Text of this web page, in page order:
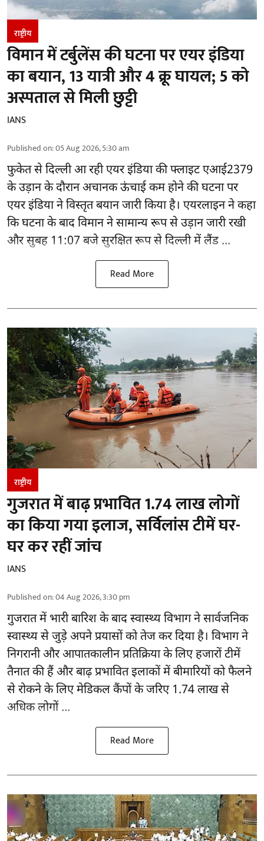
राष्ट्रीय
विमान में टर्बुलेंस की घटना पर एयर इंडिया
का बयान, 13 यात्री और 4 क्रू घायल; 5 को
अस्पताल से मिली छुट्टी
IANS
Published on:05 Aug 2026, 5:30 am
फुकेत सेदिल्लीआ रही एयर इंडिया की फ्लाइट एआई2379
के उड़ान के दौरान अचानक ऊंचाई कम होने की घटना पर
एयर इंडिया ने विस्तृत बयान जारी किया है। एयरलाइन ने कहा
कि घटना के बाद विमान ने सामान्य रूप से उड़ान जारी रखी
और सुबह 11:07 बजे सुरक्षित रूप से दिल्ली में लैंड ...
Read More
राष्ट्रीय
गुजरात में बाढ़ प्रभावित 1.74 लाख लोगों
का किया गया इलाज, सर्विलांस टीमें घर-
घर कर रहीं जांच
IANS
Published on:04 Aug 2026, 3:30 pm
गुजरातमें भारी बारिश के बाद स्वास्थ्य विभाग ने सार्वजनिक
स्वास्थ्य से जुड़े अपने प्रयासों को तेज कर दिया है। विभाग ने
निगरानी और आपातकालीन प्रतिक्रिया के लिए हजारों टीमें
तैनात की हैं और बाढ़ प्रभावित इलाकों में बीमारियों को फैलने
से रोकने के लिए मेडिकल कैंपों के जरिए 1.74 लाख से
अधिक लोगों ...
Read More